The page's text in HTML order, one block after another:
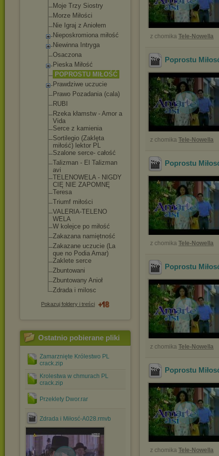
Moje Trzy Siostry
Morze Miłości
Nie Igraj z Aniołem
Nieposkromiona miłość
Niewinna Intryga
Osaczona
Pieska Miłość
POPROSTU MIŁOŚĆ
Prawdziwe uczucie
Prawo Pozadania (cala)
RUBI
Rzeka kłamstw - Amor a
Vida
Serce z kamienia
Sortilegio (Zaklęta
miłość) lektor PL
Szalone serce- całość
Talizman - El Talizman
avi
TELENOWELA - NIGDY
CIĘ NIE ZAPOMNĘ
Teresa
Triumf miłości
VALERIA-TELENO
WELA
W kolejce po miłość
Zakazana namiętność
Zakazane uczucie (La
que no Podia Amar)
Zaklete serce
Zbuntowani
Zbuntowany Anioł
Zdrada i milosc
Pokazuj foldery i treści
Ostatnio pobierane pliki
Zamarznięte Królestwo PL
crack.zip
Krolestwa w chmurach PL
crack.zip
Przeklety Dwor.rar
Zdrada i Miłosć-A028.rmvb
z chomika Tele-Nowella
Poprostu
z chomika Tele-Nowella
Poprostu
z chomika Tele-Nowella
Poprostu
z chomika Tele-Nowella
Poprostu
z chomika Tele-Nowella